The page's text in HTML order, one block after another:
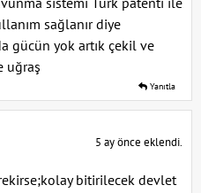
sağlanır diye
gücün yok artık çekil ve
uğraş
Yanıtla
5 ay önce eklendi.
bitirilecek devlet